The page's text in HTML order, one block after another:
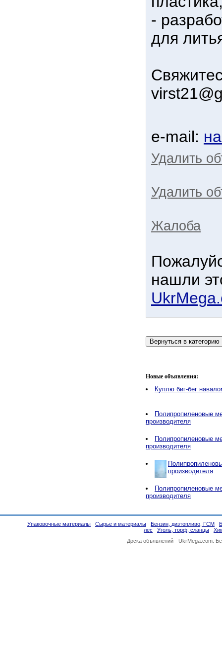
-
для
e-mail:
Удалить
Удалить
Жалоба
нашли
Новые объявления:
Куплю биг-бег
Полипропиленовые
производителя
Полипропиленовые
производителя
производителя
Полипропиленовые
производителя
Упаковочные материалы Сырье и материалы Бензин, дизтопливо, ГСМ
лес
Уголь, торф, сланцы
Доска объявлений - UkrMega.com.